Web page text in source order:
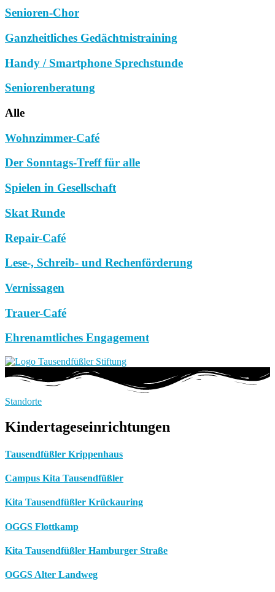
Senioren-Chor
Ganzheitliches Gedächtnistraining
Handy / Smartphone Sprechstunde
Seniorenberatung
Alle
Wohnzimmer-Café
Der Sonntags-Treff für alle
Spielen in Gesellschaft
Skat Runde
Repair-Café
Lese-, Schreib- und Rechenförderung
Vernissagen
Trauer-Café
Ehrenamtliches Engagement
Standorte
Kindertageseinrichtungen
Tausendfüßler Krippenhaus
Campus Kita Tausendfüßler
Kita Tausendfüßler Krückauring
OGGS Flottkamp
Kita Tausendfüßler Hamburger Straße
OGGS Alter Landweg